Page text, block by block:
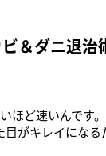
的。忙しい年末
＆ダニ退治
ほど速いんです
がキレイにな